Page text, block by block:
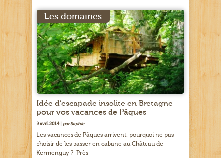
Les domaines
Idée d’escapade insolite en Bretagne
pour vos vacances de Pâques
9 avril 2014 | par Sophie
Les vacances de Pâques arrivent, pourquoi ne pas
choisir de les passer en cabane au Château de
Kermenguy ?! Près